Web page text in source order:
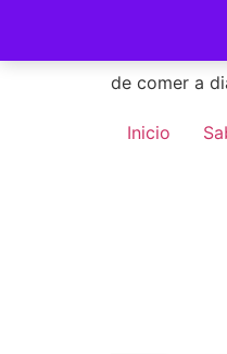
content
de comer a
Inicio